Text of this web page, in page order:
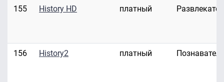
155 History HD платный
156 History2 платный